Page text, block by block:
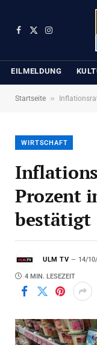
Facebook
X
Instagram
EILMELDUNG
Startseite »
WIRTSCHAFT
Prozent
bestätigt
ULM TV 14/
4 MIN. LESEZEIT